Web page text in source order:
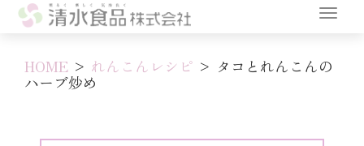
HOME > れんこんレシピ > タコとれんこんの
ハーブ炒め